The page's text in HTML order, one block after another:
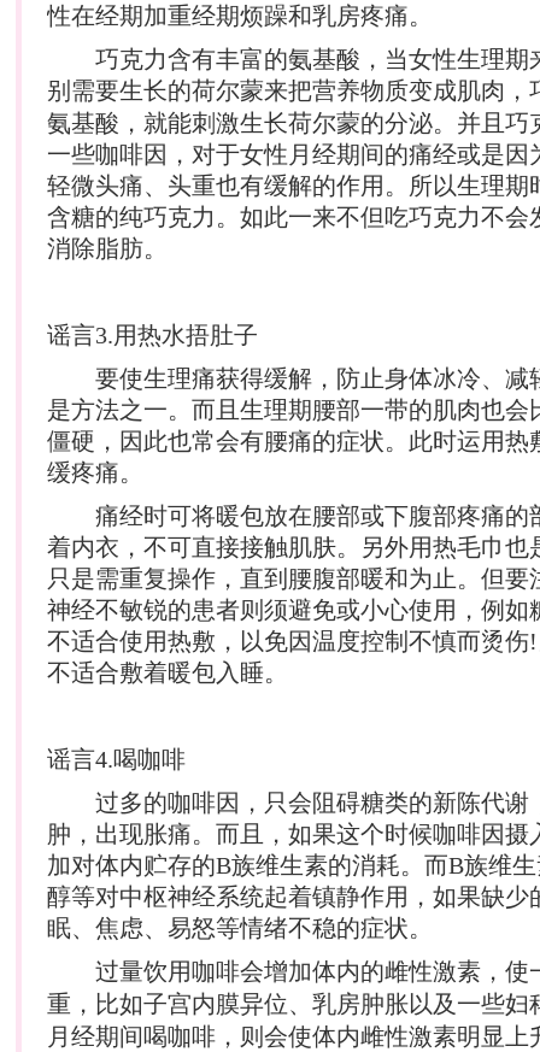
性在经期加重经期烦躁和乳房疼痛。
巧克力含有丰富的氨基酸，当女性生理期
别需要生长的荷尔蒙来把营养物质变成肌肉，
氨基酸，就能刺激生长荷尔蒙的分泌。并且巧
一些咖啡因，对于女性月经期间的痛经或是因
轻微头痛、头重也有缓解的作用。所以生理期
含糖的纯巧克力。如此一来不但吃巧克力不会
消除脂肪。
谣言3.用热水捂肚子
要使生理痛获得缓解，防止身体冰冷、减
是方法之一。而且生理期腰部一带的肌肉也会
僵硬，因此也常会有腰痛的症状。此时运用热
缓疼痛。
痛经时可将暖包放在腰部或下腹部疼痛的
着内衣，不可直接接触肌肤。另外用热毛巾也
只是需重复操作，直到腰腹部暖和为止。但要
神经不敏锐的患者则须避免或小心使用，例如
不适合使用热敷，以免因温度控制不慎而烫伤
不适合敷着暖包入睡。
谣言4.喝咖啡
过多的咖啡因，只会阻碍糖类的新陈代谢
肿，出现胀痛。而且，如果这个时候咖啡因摄
加对体内贮存的B族维生素的消耗。而B族维
醇等对中枢神经系统起着镇静作用，如果缺少
眠、焦虑、易怒等情绪不稳的症状。
过量饮用咖啡会增加体内的雌性激素，使
重，比如子宫内膜异位、乳房肿胀以及一些妇
月经期间喝咖啡，则会使体内雌性激素明显上